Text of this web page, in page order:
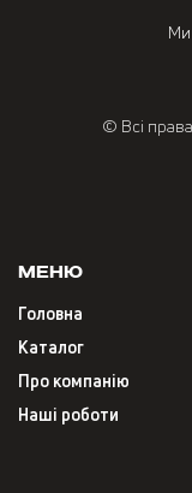
Ми
© Всі
Меню
Головна
Каталог
Про компанію
Наші роботи